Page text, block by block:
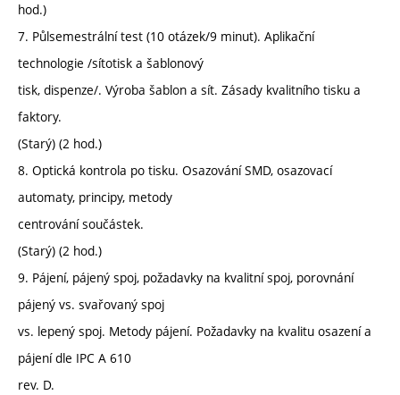
hod.)
7. Půlsemestrální test (10 otázek/9 minut). Aplikační
technologie /sítotisk a šablonový
tisk, dispenze/. Výroba šablon a sít. Zásady kvalitního tisku a
faktory.
(Starý) (2 hod.)
8. Optická kontrola po tisku. Osazování SMD, osazovací
automaty, principy, metody
centrování součástek.
(Starý) (2 hod.)
9. Pájení, pájený spoj, požadavky na kvalitní spoj, porovnání
pájený vs. svařovaný spoj
vs. lepený spoj. Metody pájení. Požadavky na kvalitu osazení a
pájení dle IPC A 610
rev. D.